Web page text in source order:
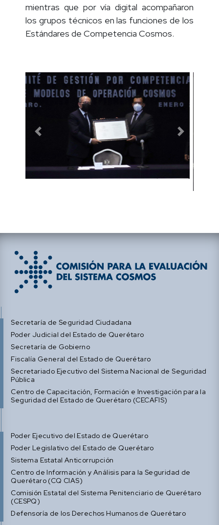
mientras que por vía digital acompañaron
los grupos técnicos en las funciones de los
Estándares de Competencia Cosmos.
Previous Next
Secretaría de Seguridad Ciudadana
Poder Judicial del Estado de Querétaro
Secretaría de Gobierno
Fiscalía General del Estado de Querétaro
Secretariado Ejecutivo del Sistema Nacional de Seguridad
Pública
Centro de Capacitación, Formación e Investigación para la
Seguridad del Estado de Querétaro (CECAFIS)
Poder Ejecutivo del Estado de Querétaro
Poder Legislativo del Estado de Querétaro
Sistema Estatal Anticorrupción
Centro de Información y Análisis para la Seguridad de
Querétaro (CQ CIAS)
Comisión Estatal del Sistema Penitenciario de Querétaro
(CESPQ)
Defensoría de los Derechos Humanos de Querétaro